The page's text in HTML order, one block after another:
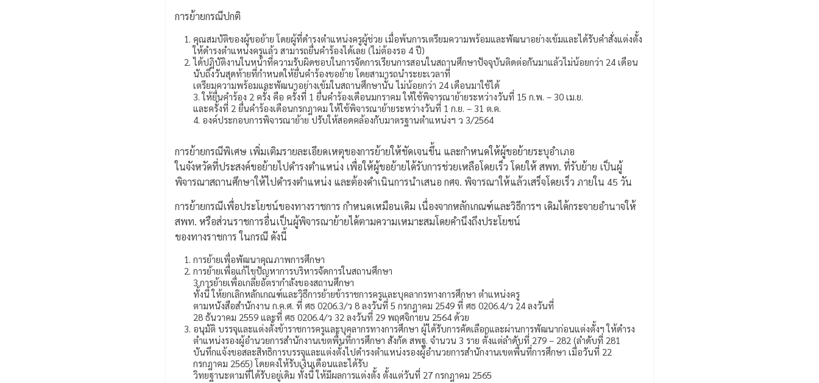
การย้ายกรณีปกติ
คุณสมบัติของผู้ขอย้าย โดยผู้ที่ดำรงตำแหน่งครูผู้ช่วย เมื่อพ้นการเตรียมความพร้อมและพัฒนาอย่างเข้มและได้รับคำสั่งแต่งตั้ง
ให้ดำรงตำแหน่งครูแล้ว สามารถยื่นคำร้องได้เลย (ไม่ต้องรอ 4 ปี)
ได้ปฏิบัติงานในหน้าที่ความรับผิดชอบในการจัดการเรียนการสอนในสถานศึกษาปัจจุบันติดต่อกันมาแล้วไม่น้อยกว่า 24 เดือน
นับถึงวันสุดท้ายที่กำหนดให้ยื่นคำร้องขอย้าย โดยสามารถนำระยะเวลาที่
เตรียมความพร้อมและพัฒนาอย่างเข้มในสถานศึกษานั้น ไม่น้อยกว่า 24 เดือนมาใช้ได้
3. ให้ยื่นคำร้อง 2 ครั้ง คือ ครั้งที่ 1 ยื่นคำร้องเดือนมกราคม ให้ใช้พิจารณาย้ายระหว่างวันที่ 15 ก.พ. – 30 เม.ย.
และครั้งที่ 2 ยื่นคำร้องเดือนกรกฎาคม ให้ใช้พิจารณาย้ายระหว่างวันที่ 1 ก.ย. – 31 ต.ค.
4. องค์ประกอบการพิจารณาย้าย ปรับให้สอดคล้องกับมาตรฐานตำแหน่งฯ ว 3/2564
การย้ายกรณีพิเศษ เพิ่มเติมรายละเอียดเหตุของการย้ายให้ชัดเจนขึ้น และกำหนดให้ผู้ขอย้ายระบุอำเภอ
ในจังหวัดที่ประสงค์ขอย้ายไปดำรงตำแหน่ง เพื่อให้ผู้ขอย้ายได้รับการช่วยเหลือโดยเร็ว โดยให้ สพท. ที่รับย้าย เป็นผู้
พิจารณาสถานศึกษาให้ไปดำรงตำแหน่ง และต้องดำเนินการนำเสนอ กศจ. พิจารณาให้แล้วเสร็จโดยเร็ว ภายใน 45 วัน
การย้ายกรณีเพื่อประโยชน์ของทางราชการ กำหนดเหมือนเดิม เนื่องจากหลักเกณฑ์และวิธีการฯ เดิมได้กระจายอำนาจให้
สพท. หรือส่วนราชการอื่นเป็นผู้พิจารณาย้ายได้ตามความเหมาะสมโดยคำนึงถึงประโยชน์
ของทางราชการ ในกรณี ดังนี้
การย้ายเพื่อพัฒนาคุณภาพการศึกษา
การย้ายเพื่อแก้ไขปัญหาการบริหารจัดการในสถานศึกษา
3.การย้ายเพื่อเกลี่ยอัตรากำลังของสถานศึกษา
ทั้งนี้ ให้ยกเลิกหลักเกณฑ์และวิธีการย้ายข้าราชการครูและบุคลากรทางการศึกษา ตำแหน่งครู
ตามหนังสือสำนักงาน ก.ค.ศ. ที่ ศธ 0206.3/ว 8 ลงวันที่ 5 กรกฎาคม 2549 ที่ ศธ 0206.4/ว 24 ลงวันที่
28 ธันวาคม 2559 และที่ ศธ 0206.4/ว 32 ลงวันที่ 29 พฤศจิกายน 2564 ด้วย
อนุมัติ บรรจุและแต่งตั้งข้าราชการครูและบุคลากรทางการศึกษา ผู้ได้รับการคัดเลือกและผ่านการพัฒนาก่อนแต่งตั้งฯ ให้ดำรง
ตำแหน่งรองผู้อำนวยการสำนักงานเขตพื้นที่การศึกษา สังกัด สพฐ. จำนวน 3 ราย ตั้งแต่ลำดับที่ 279 – 282 (ลำดับที่ 281
บันทึกแจ้งขอสละสิทธิการบรรจุและแต่งตั้งไปดำรงตำแหน่งรองผู้อำนวยการสำนักงานเขตพื้นที่การศึกษา เมื่อวันที่ 22
กรกฎาคม 2565) โดยคงให้รับเงินเดือนและได้รับ
วิทยฐานะตามที่ได้รับอยู่เดิม ทั้งนี้ ให้มีผลการแต่งตั้ง ตั้งแต่วันที่ 27 กรกฎาคม 2565